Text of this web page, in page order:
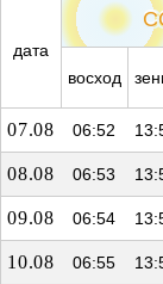
дата
восход
07.08 06:52
08.08 06:53
09.08 06:54
10.08 06:55